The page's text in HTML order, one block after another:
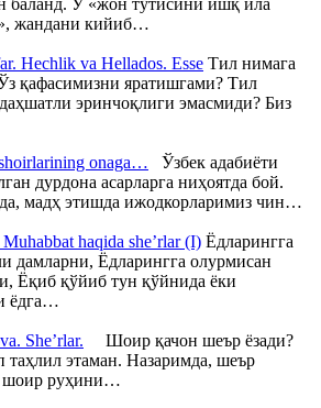
жандани кийиб…
Hechlik va Hellados. Esse Тил нимага
қафасимизни яратишгами? Тил
эринчоқлиги эмасмиди? Биз
onaga… Ўзбек адабиёти
дурдона асарларга ниҳоятда бой.
мадҳ этишда ижодкорларимиз чин…
haqida she’rlar (I) Ёдларингга
дамларни, Ёдларингга олурмисан
Ёқиб қўйиб тун қўйнида ёки
ёдга…
She’rlar. Шоир қачон шеър ёзади?
этаман. Назаримда, шеър
шоир руҳини…